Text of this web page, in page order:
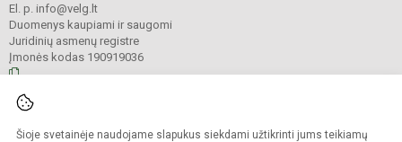
Šioje svetainėje naudojame slapukus siekdami užtikrinti jums teikiamų
El. p. info@velg.lt
Duomenys kaupiami ir saugomi
Juridinių asmenų registre
Įmonės kodas 190919036
Kopijuoti turinį be raštiško gimnazijos administracijos sutikimo griežtai